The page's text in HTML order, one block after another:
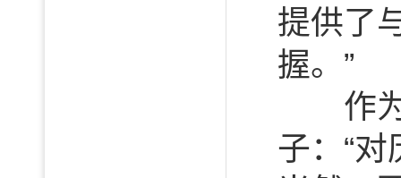
提供了
握。”
作为
子：“